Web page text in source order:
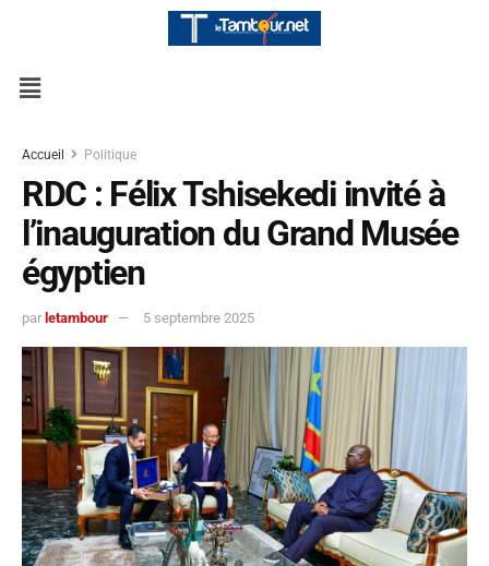
Accueil Politique
RDC : Félix Tshisekedi invité à
l’inauguration du Grand Musée
égyptien
par letambour 5 septembre 2025